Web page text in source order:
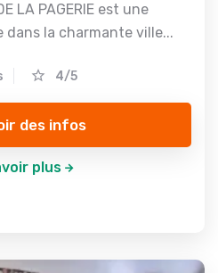
LA PAGERIE est une
dans la charmante ville...
4/5
des infos
plus